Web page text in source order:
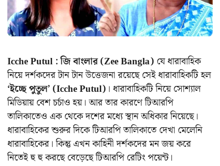
Icche Putul : জি বাংলার (Zee Bangla) যে ধারাবাহিক
নিয়ে দর্শকদের টান টান উত্তেজনা রয়েছে সেই ধারাবাহিকটি হল
‘ইচ্ছে পুতুল’ (Icche Putul) । ধারাবাহিকটি নিয়ে সোশ্যাল
মিডিয়ায় বেশ চর্চাও হয়। আর তার কারণে টিআরপি
তালিকাতেও এক থেকে দশের মধ্যে স্থান অধিকার নিয়েছে।
ধারাবাহিকের শুরুর দিকে টিআরপি তালিকাতে দেখা মেলেনি
ধারাবাহিকের। কিন্তু এখন কাহিনী দর্শকদের মন জয় করে
নিতেই হু হু করছে বেড়েছে টিআরপি রেটিং পয়েন্ট।